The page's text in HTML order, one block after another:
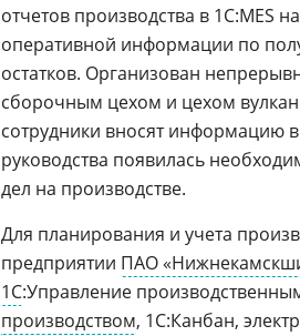
отчетов производства в
оперативной информации по
остатков. Организован
сборочным цехом и цехом
сотрудники вносят информацию
руководства появилась
дел на производстве.
Для планирования и учета
предприятии ПАО
1С:Управление
производством, 1С:Канбан,